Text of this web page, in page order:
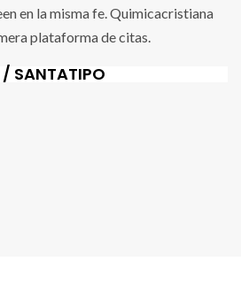
en la misma fe. Quimicacristiana
plataforma de citas.
/ SANTATIPO